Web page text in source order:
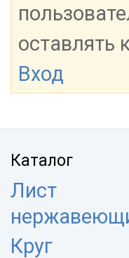
оставлять
Вход
Каталог
Лист
Круг